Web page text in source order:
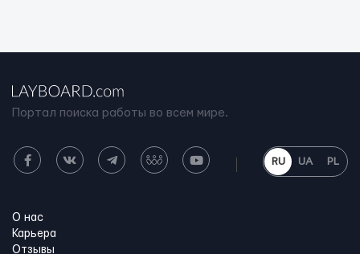
Портал поиска работы во всем мире.
RU UA PL
О нас
Карьера
Отзывы